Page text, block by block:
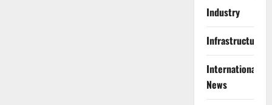
Industry
Infrastructure
International
News